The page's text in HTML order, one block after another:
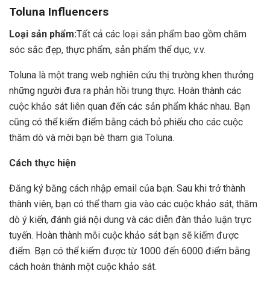
Toluna Influencers
Loại sản phẩm:Tất cả các loại sản phẩm bao gồm chăm
sóc sắc đẹp, thực phẩm, sản phẩm thể dục, v.v.
Toluna là một trang web nghiên cứu thị trường khen thưởng
những người đưa ra phản hồi trung thực. Hoàn thành các
cuộc khảo sát liên quan đến các sản phẩm khác nhau. Bạn
cũng có thể kiếm điểm bằng cách bỏ phiếu cho các cuộc
thăm dò và mời bạn bè tham gia Toluna.
Cách thực hiện
Đăng ký bằng cách nhập email của bạn. Sau khi trở thành
thành viên, bạn có thể tham gia vào các cuộc khảo sát, thăm
dò ý kiến, đánh giá nội dung và các diễn đàn thảo luận trực
tuyến. Hoàn thành mỗi cuộc khảo sát bạn sẽ kiếm được
điểm. Bạn có thể kiếm được từ 1000 đến 6000 điểm bằng
cách hoàn thành một cuộc khảo sát.